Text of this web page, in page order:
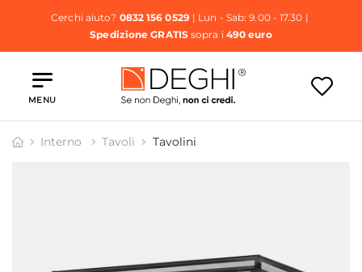
Cerchi aiuto? 0832 156 0529| Lun - Sab: 9.00 - 17.30 |
Spedizione GRATISsopra i 490 euro
MENU
Interno Tavoli Tavolini